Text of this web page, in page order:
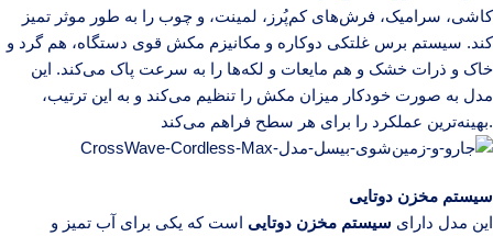
کاشی، سرامیک، فرش‌های کم‌پُرز، لمینت، و چوب را به طور موثر تمیز
کند. سیستم برس غلتکی دوکاره و مکانیزم مکش قوی دستگاه، هم گرد و
خاک و ذرات خشک و هم مایعات و لکه‌ها را به سرعت پاک می‌کند. این
مدل به صورت خودکار میزان مکش را تنظیم می‌کند و به این ترتیب،
بهینه‌ترین عملکرد را برای هر سطح فراهم می‌کند.
سیستم مخزن دوتایی
این مدل دارای سیستم مخزن دوتایی است که یکی برای آب تمیز و